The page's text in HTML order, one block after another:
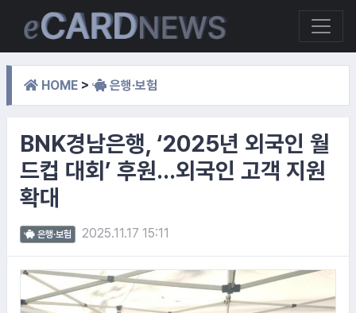
HOME > 은행·보험
BNK경남은행, ‘2025년 외국인 월
드컵 대회’ 후원…외국인 고객 지원
확대
은행·보험 2025.11.17 15:11